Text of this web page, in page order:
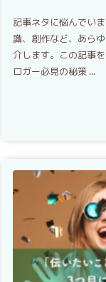
記事ネタに悩んでい
識、創作など、あら
介します。この記事
ロガー必見の秘策 ...